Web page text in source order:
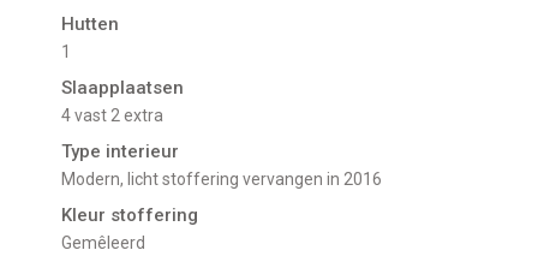
Hutten
1
Slaapplaatsen
4 vast 2 extra
Type interieur
Modern, licht stoffering vervangen in 2016
Kleur stoffering
Gemêleerd